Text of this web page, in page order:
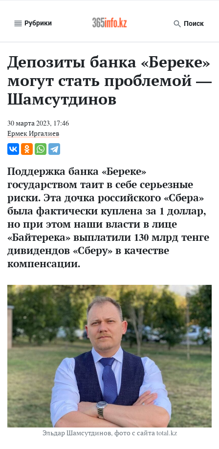
Рубрики Поиск
Депозиты банка «Береке»
могут стать проблемой —
Шамсутдинов
30 марта 2023, 17:46
Ермек Иргалиев
Поддержка банка «Береке»
государством таит в себе серьезные
риски. Эта дочка российского «Сбера»
была фактически куплена за 1 доллар,
но при этом наши власти в лице
«Байтерека» выплатили 130 млрд тенге
дивидендов «Сберу» в качестве
компенсации.
Эльдар Шамсутдинов, фото с сайта total.kz